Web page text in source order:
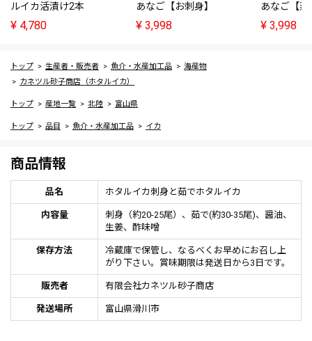
ルイカ活漬け2本
¥ 4,780
あなご【お刺身】
¥ 3,998
あなご【
¥ 3,998
トップ 生産者・販売者 魚介・水産加工品
海産物
カネツル砂子商店（ホタルイカ）
トップ 産地一覧 北陸 富山県
トップ 品目 魚介・水産加工品 イカ
商品情報
品名 ホタルイカ刺身と茹でホタルイカ
内容量
刺身（約20-25尾）、茹で(約30-35尾)、醤油、
生姜、酢味噌
保存方法
冷蔵庫で保管し、なるべくお早めにお召し上
がり下さい。賞味期限は発送日から3日です。
販売者 有限会社カネツル砂子商店
発送場所 富山県滑川市